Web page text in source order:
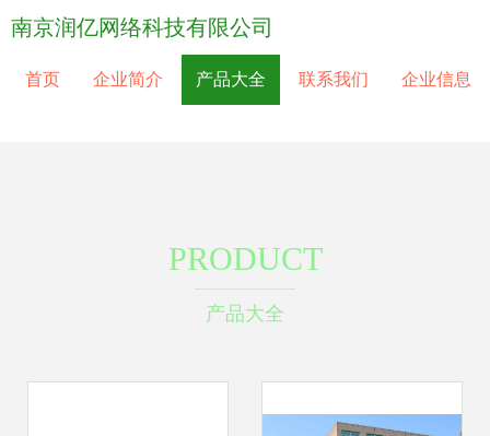
南京润亿网络科技有限公司
首页 企业简介 产品大全 联系我们 企业信息
PRODUCT
产品大全